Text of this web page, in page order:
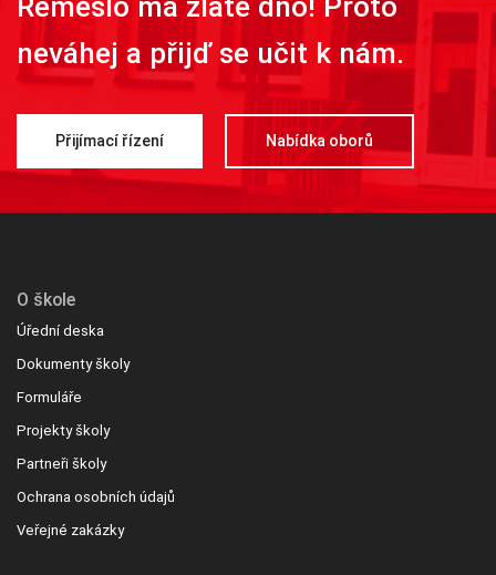
neváhej a přijď se učit k nám.
Přijímací řízení Nabídka oborů
O škole
Úřední deska
Dokumenty školy
Formuláře
Projekty školy
Partneři školy
Ochrana osobních údajů
Veřejné zakázky